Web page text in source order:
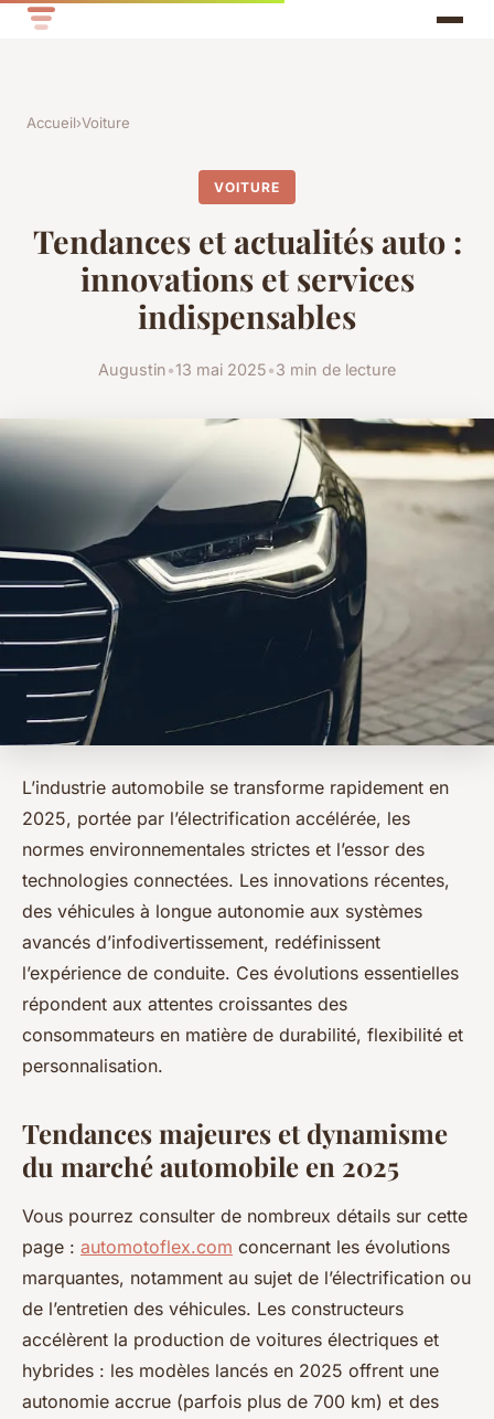
Accueil›Voiture
VOITURE
Tendances et actualités auto :
innovations et services
indispensables
Augustin•13 mai 2025•3 min de lecture
L’industrie automobile se transforme rapidement en
2025, portée par l’électrification accélérée, les
normes environnementales strictes et l’essor des
technologies connectées. Les innovations récentes,
des véhicules à longue autonomie aux systèmes
avancés d’infodivertissement, redéfinissent
l’expérience de conduite. Ces évolutions essentielles
répondent aux attentes croissantes des
consommateurs en matière de durabilité, flexibilité et
personnalisation.
Tendances majeures et dynamisme
du marché automobile en 2025
Vous pourrez consulter de nombreux détails sur cette
page : automotoflex.com concernant les évolutions
marquantes, notamment au sujet de l’électrification ou
de l’entretien des véhicules. Les constructeurs
accélèrent la production de voitures électriques et
hybrides : les modèles lancés en 2025 offrent une
autonomie accrue (parfois plus de 700 km) et des